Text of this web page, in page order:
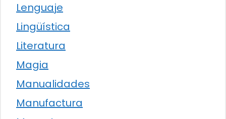
Lenguaje
Lingüística
Literatura
Magia
Manualidades
Manufactura